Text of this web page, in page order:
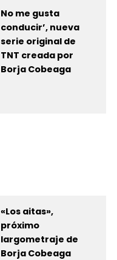
No me gusta
conducir’, nueva
serie original de
TNT creada por
Borja Cobeaga
«Los aitas»,
próximo
largometraje de
Borja Cobeaga